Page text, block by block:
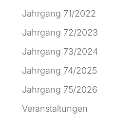
Jahrgang 71/2022
Jahrgang 72/2023
Jahrgang 73/2024
Jahrgang 74/2025
Jahrgang 75/2026
Veranstaltungen